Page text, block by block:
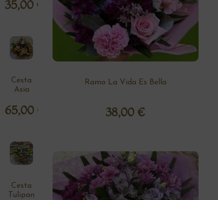
Ramo La Vida Es Bella
38,00 €
35,00 €
Cesta
Asia
65,00 €
Cesta
Tulipan